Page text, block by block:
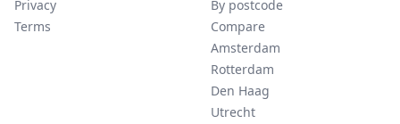
Privacy
Terms
By postcode
Compare
Amsterdam
Rotterdam
Den Haag
Utrecht